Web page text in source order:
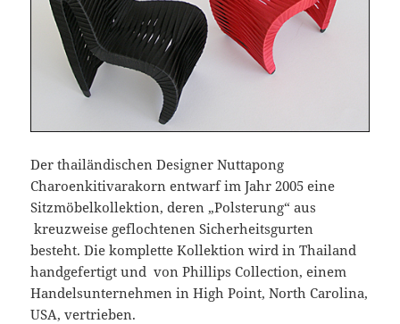
Der thailändischen Designer Nuttapong
Charoenkitivarakorn entwarf im Jahr 2005 eine
Sitzmöbelkollektion, deren „Polsterung“ aus
kreuzweise geflochtenen Sicherheitsgurten
besteht. Die komplette Kollektion wird in Thailand
handgefertigt und von Phillips Collection, einem
Handelsunternehmen in High Point, North Carolina,
USA, vertrieben.